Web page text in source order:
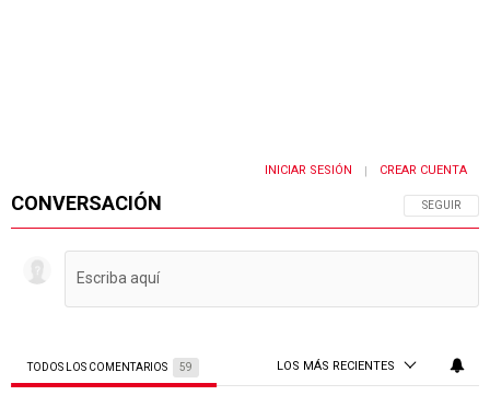
CONVERSACIÓN SIGA ESTA
SEGUIR
INICIAR SESIÓN CREAR CUENTA
TODOS LOS COMENTARIOS 59 LOS MÁS RECIENTES